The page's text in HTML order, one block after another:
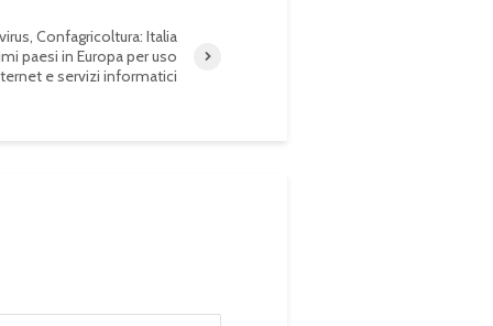
Confagricoltura: Italia
paesi in Europa per uso
e servizi informatici